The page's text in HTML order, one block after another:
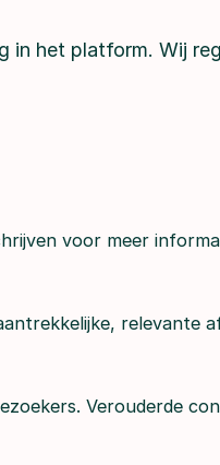
het platform. Wij
voor meer
relevante
Verouderde